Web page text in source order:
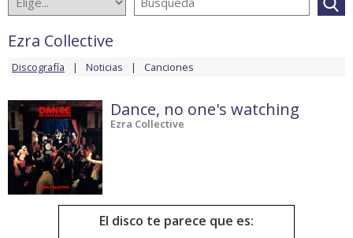
Ezra Collective
Discografía Noticias Canciones
Dance, no one's watching
Ezra Collective
El disco te parece que es: